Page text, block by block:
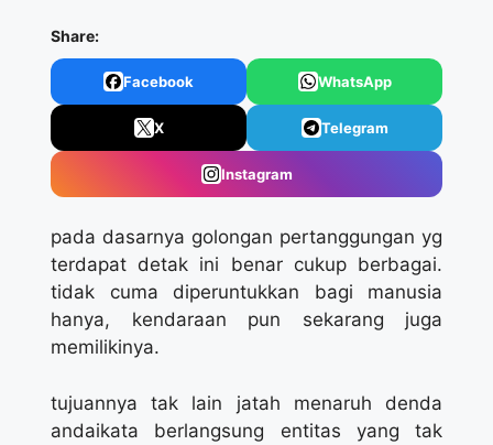
Share:
Facebook WhatsApp
X Telegram
Instagram
pada dasarnya golongan pertanggungan yg
terdapat detak ini benar cukup berbagai.
tidak cuma diperuntukkan bagi manusia
hanya, kendaraan pun sekarang juga
memilikinya.
tujuannya tak lain jatah menaruh denda
andaikata berlangsung entitas yang tak